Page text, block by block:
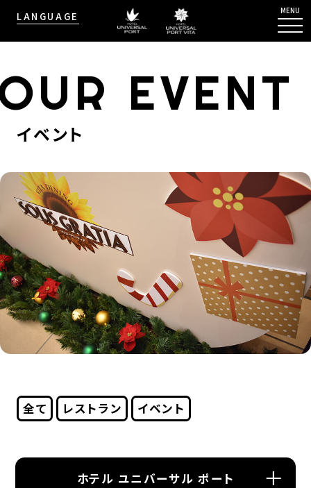
LANGUAGE MENU
EVENT
イベント
全て レストラン イベント
ホテル ユニバーサル ポート